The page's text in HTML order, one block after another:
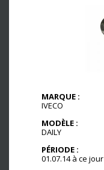
MARQUE :
IVECO
MODÈLE :
DAILY
PÉRIODE :
01.07.14 à ce jour